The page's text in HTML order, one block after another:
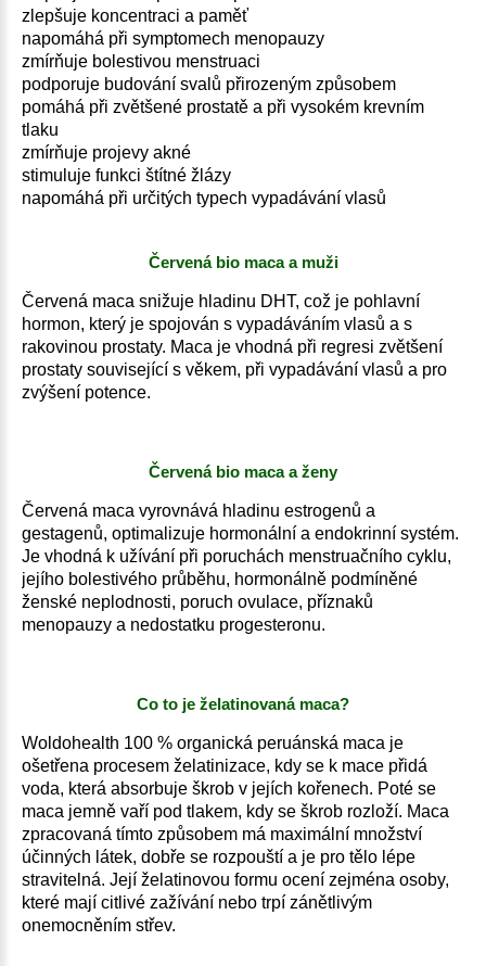
zlepšuje koncentraci a paměť
napomáhá při symptomech menopauzy
zmírňuje bolestivou menstruaci
podporuje budování svalů přirozeným způsobem
pomáhá při zvětšené prostatě a při vysokém krevním
tlaku
zmírňuje projevy akné
stimuluje funkci štítné žlázy
napomáhá při určitých typech vypadávání vlasů
Červená bio maca a muži
Červená maca snižuje hladinu DHT, což je pohlavní
hormon, který je spojován s vypadáváním vlasů a s
rakovinou prostaty. Maca je vhodná při regresi zvětšení
prostaty související s věkem, při vypadávání vlasů a pro
zvýšení potence.
Červená bio maca a ženy
Červená maca vyrovnává hladinu estrogenů a
gestagenů, optimalizuje hormonální a endokrinní systém.
Je vhodná k užívání při poruchách menstruačního cyklu,
jejího bolestivého průběhu, hormonálně podmíněné
ženské neplodnosti, poruch ovulace, příznaků
menopauzy a nedostatku progesteronu.
Co to je želatinovaná maca?
Woldohealth 100 % organická peruánská maca je
ošetřena procesem želatinizace, kdy se k mace přidá
voda, která absorbuje škrob v jejích kořenech. Poté se
maca jemně vaří pod tlakem, kdy se škrob rozloží. Maca
zpracovaná tímto způsobem má maximální množství
účinných látek, dobře se rozpouští a je pro tělo lépe
stravitelná. Její želatinovou formu ocení zejména osoby,
které mají citlivé zažívání nebo trpí zánětlivým
onemocněním střev.